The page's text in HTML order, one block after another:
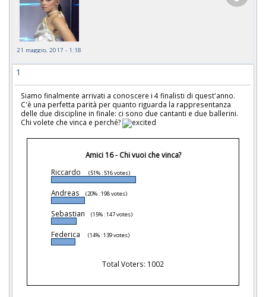
21 maggio, 2017 - 1:18
1
Siamo finalmente arrivati a conoscere i 4 finalisti di quest'anno.
C'è una perfetta parità per quanto riguarda la rappresentanza
delle due discipline in finale: ci sono due cantanti e due ballerini.
Chi volete che vinca e perché?
Amici 16 - Chi vuoi che vinca?
Riccardo
(51% : 516 votes)
Andreas (20% : 198 votes)
Sebastian (15% : 147 votes)
Federica (14% : 139 votes)
Total Voters: 1002